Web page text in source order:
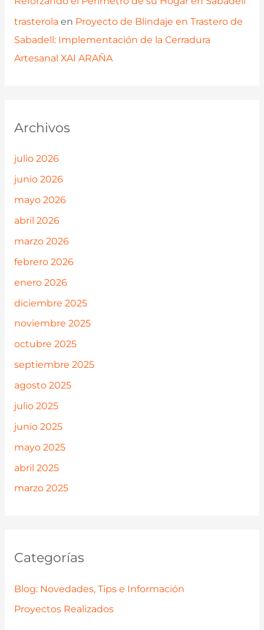
trasterola en Proyecto de Blindaje en Trastero de
Sabadell: Implementación de la Cerradura
Artesanal XAI ARAÑA
Archivos
julio 2026
junio 2026
mayo 2026
abril 2026
marzo 2026
febrero 2026
enero 2026
diciembre 2025
noviembre 2025
octubre 2025
septiembre 2025
agosto 2025
julio 2025
junio 2025
mayo 2025
abril 2025
marzo 2025
Categorías
Blog: Novedades, Tips e Información
Proyectos Realizados